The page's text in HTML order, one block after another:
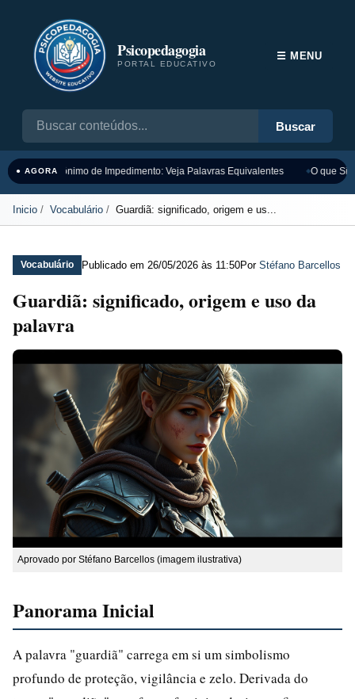
Psicopedagogia
PORTAL EDUCATIVO
Buscar
☰ MENU
● AGORASinônimo de Impedimento: Veja Palavras Equivalentes O que
Inicio Vocabulário Guardiã: significado, origem e us...
Vocabulário Publicado em 26/05/2026 às 11:50Por Stéfano Barcellos
Guardiã: significado, origem e uso da
palavra
Aprovado por Stéfano Barcellos (imagem ilustrativa)
Panorama Inicial
A palavra "guardiã" carrega em si um simbolismo
profundo de proteção, vigilância e zelo. Derivada do